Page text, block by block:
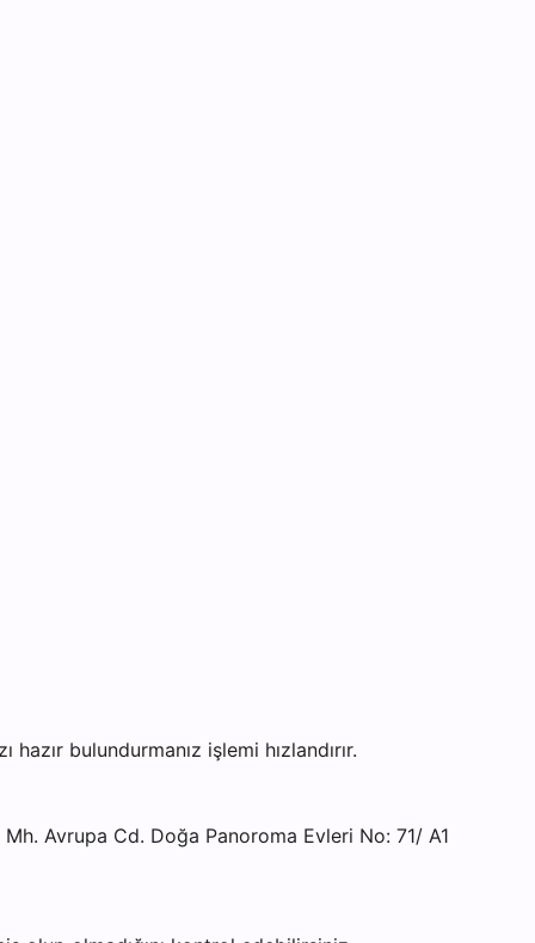
bulundurmanız işlemi hızlandırır.
Avrupa Cd. Doğa Panoroma Evleri No: 71/ A1